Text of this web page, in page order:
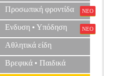
Προσωπική φροντίδα ΝΕΟ
Ενδυση • Υπόδηση ΝΕΟ
Αθλητικά είδη
Βρεφικά • Παιδικά